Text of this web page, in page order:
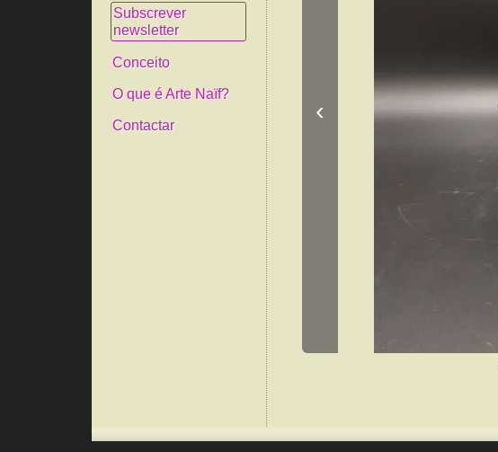
Subscrever
newsletter
Conceito
O que é Arte Naïf?
Contactar
‹